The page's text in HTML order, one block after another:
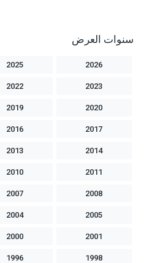
سنوات العرض
2026
2025
2023
2022
2020
2019
2017
2016
2014
2013
2011
2010
2008
2007
2005
2004
2001
2000
1998
1996